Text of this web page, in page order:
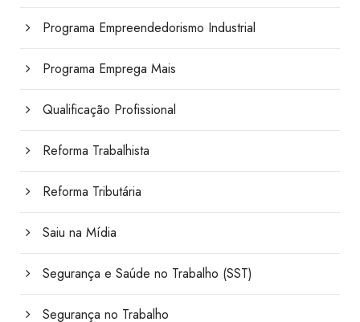
Programa Empreendedorismo Industrial
Programa Emprega Mais
Qualificação Profissional
Reforma Trabalhista
Reforma Tributária
Saiu na Mídia
Segurança e Saúde no Trabalho (SST)
Segurança no Trabalho